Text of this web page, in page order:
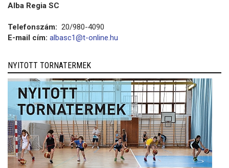
Alba Regia SC
Telefonszám: 20/980-4090
E-mail cím: albasc1@t-online.hu
NYITOTT TORNATERMEK